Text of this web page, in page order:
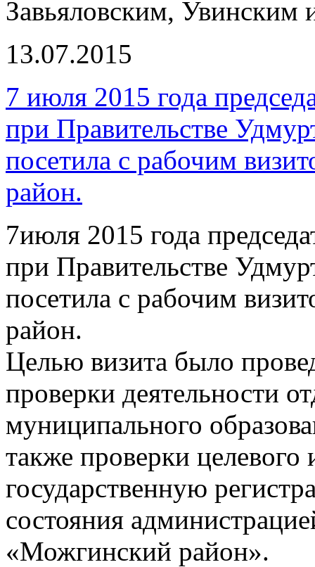
Завьяловским,
13.07.2015
7 июля 2015 года
при Правительстве
посетила с рабочим
район.
7июля 2015 года
при Правительстве
посетила с рабочим
район.
Целью визита было
проверки деятельности
муниципального
также проверки целевого
государственную
состояния
«Можгинский район».